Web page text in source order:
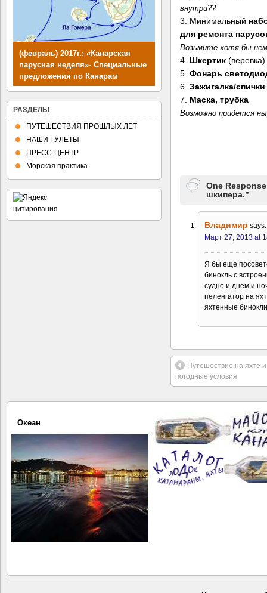
внутри??
3. Минимальный
для ремонта
Возьмите хотя бы
4. Шкертик (веревка)
5. Фонарь
6. Зажигалка/спички
7. Маска, трубка
Возможно придется
One
шкипера.”
Владимир says:
Март 27, 2013 at
Я бы еще
бинокль с
судно и днем и
пеленгатор на
яхтенные
Путешествие на яхте и
погодные условия
(февраль) 2017г.: «Канарская
парусная неделя»- Специальные
предложения по Канарам
РАЗДЕЛЫ
ПУТЕШЕСТВИЯ ПРОШЛЫХ ЛЕТ
НАШИ ГУЛЕТЫ
ПРЕСС-ЦЕНТР
Морская практика
Океан